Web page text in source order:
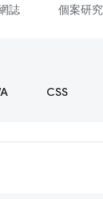
誌 個案研究
CSS